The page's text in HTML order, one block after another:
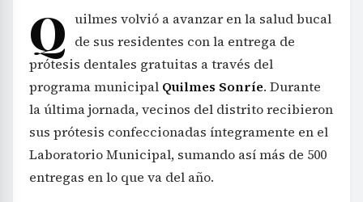
Q uilmes volvió a avanzar en la salud bucal
de sus residentes con la entrega de
prótesis dentales gratuitas a través del
programa municipal Quilmes Sonríe. Durante
la última jornada, vecinos del distrito recibieron
sus prótesis confeccionadas íntegramente en el
Laboratorio Municipal, sumando así más de 500
entregas en lo que va del año.